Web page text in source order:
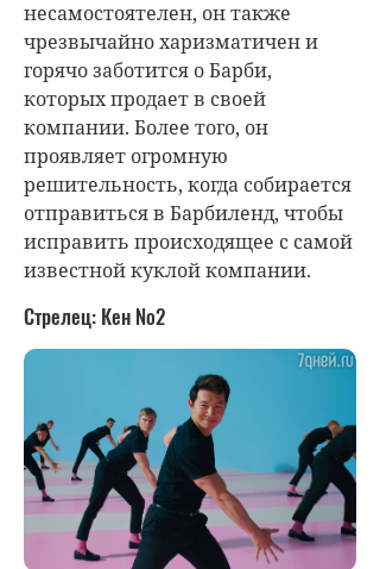
несамостоятелен, он также
чрезвычайно харизматичен и
горячо заботится о Барби,
которых продает в своей
компании. Более того, он
проявляет огромную
решительность, когда собирается
отправиться в Барбиленд, чтобы
исправить происходящее с самой
известной куклой компании.
Стрелец: Кен №2